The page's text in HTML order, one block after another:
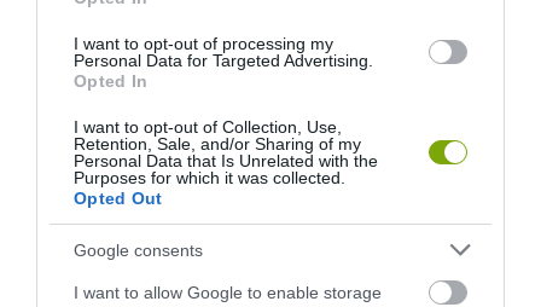
I want to opt-out of processing my
Personal Data for Targeted Advertising.
Opted In
I want to opt-out of Collection, Use,
Retention, Sale, and/or Sharing of my
Personal Data that Is Unrelated with the
Purposes for which it was collected.
Opted Out
Google consents
I want to allow Google to enable storage
ELŐZŐ CIKK
AUTÓSOK FIGYELEM! AZ ŐZEK MIATT NAGYOBB A
BALESETVESZÉLY AZ UTAKON!
KÖVETKEZŐ CIKK